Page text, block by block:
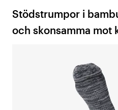
Stödstrumpor i
och skonsamma mot